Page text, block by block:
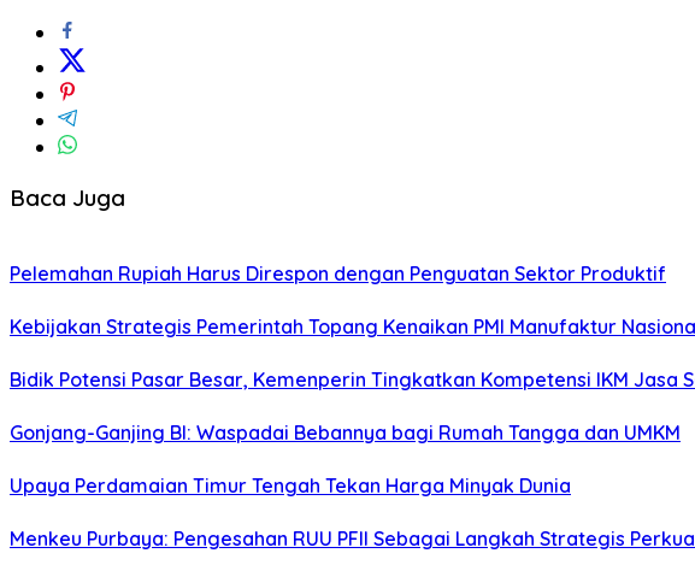
Baca Juga
Pelemahan Rupiah Harus Direspon dengan Penguatan Sektor Produktif
Kebijakan Strategis Pemerintah Topang Kenaikan PMI Manufaktur
Bidik Potensi Pasar Besar, Kemenperin Tingkatkan Kompetensi IKM Jasa
Gonjang-Ganjing BI: Waspadai Bebannya bagi Rumah Tangga dan UMKM
Upaya Perdamaian Timur Tengah Tekan Harga Minyak Dunia
Menkeu Purbaya: Pengesahan RUU PFII Sebagai Langkah Strategis